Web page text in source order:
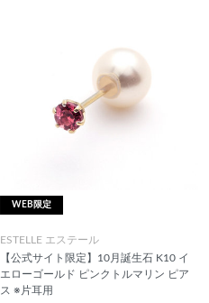
WEB限定
ESTELLE エステール
【公式サイト限定】10月誕生石 K10 イ
エローゴールド ピンクトルマリン ピア
ス ※片耳用